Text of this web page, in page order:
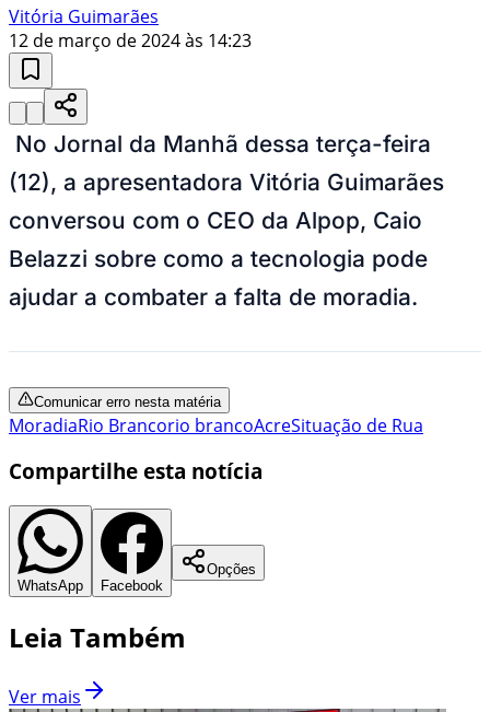
Vitória Guimarães
12 de março de 2024 às 14:23
No Jornal da Manhã dessa terça-feira
(12), a apresentadora Vitória Guimarães
conversou com o CEO da Alpop, Caio
Belazzi sobre como a tecnologia pode
ajudar a combater a falta de moradia.
Comunicar erro nesta matéria
MoradiaRio Brancorio brancoAcreSituação de Rua
Compartilhe esta notícia
WhatsApp Facebook
Opções
Leia Também
Ver mais